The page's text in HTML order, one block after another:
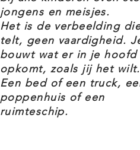
LEGO FRIENDS 41737
Een geavanceerd bouwmodel
zullen genieten van het
(41737) met een bewegende
Vol leuke kenmerken en
dubbele draaifunctie, een
schietspel waarbij de 2 rijen
jongens en meisjes.
Het is de verbeelding
telt, geen vaardigheid.
bouwt wat er in je hoofd
opkomt, zoals jij het
Een bed of een truck,
poppenhuis of een
ruimteschip.